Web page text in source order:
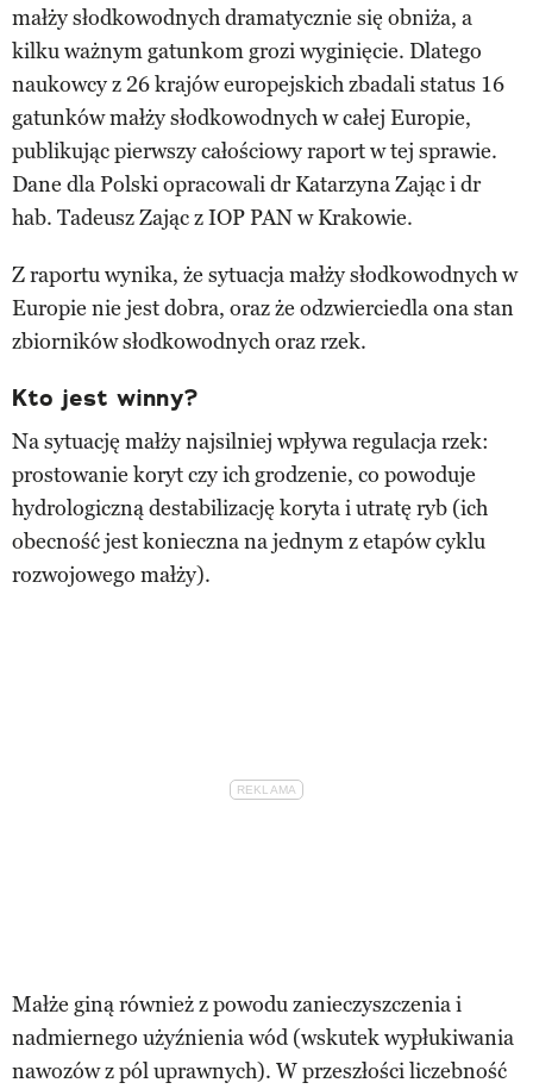
małży słodkowodnych dramatycznie się obniża, a
kilku ważnym gatunkom grozi wyginięcie. Dlatego
naukowcy z 26 krajów europejskich zbadali status 16
gatunków małży słodkowodnych w całej Europie,
publikując pierwszy całościowy raport w tej sprawie.
Dane dla Polski opracowali dr Katarzyna Zając i dr
hab. Tadeusz Zając z IOP PAN w Krakowie.
Z raportu wynika, że sytuacja małży słodkowodnych w
Europie nie jest dobra, oraz że odzwierciedla ona stan
zbiorników słodkowodnych oraz rzek.
Kto jest winny?
Na sytuację małży najsilniej wpływa regulacja rzek:
prostowanie koryt czy ich grodzenie, co powoduje
hydrologiczną destabilizację koryta i utratę ryb (ich
obecność jest konieczna na jednym z etapów cyklu
rozwojowego małży).
Małże giną również z powodu zanieczyszczenia i
nadmiernego użyźnienia wód (wskutek wypłukiwania
nawozów z pól uprawnych). W przeszłości liczebność